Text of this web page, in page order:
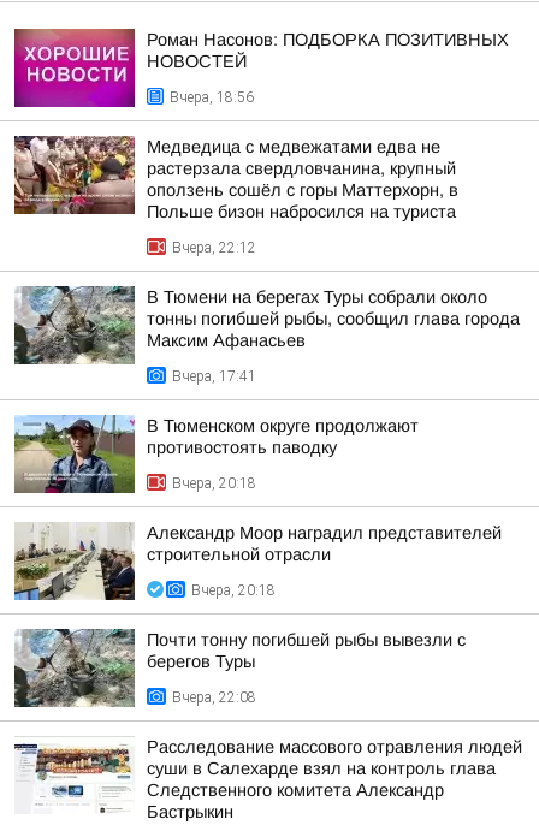
Роман Насонов: ПОДБОРКА ПОЗИТИВНЫХ
НОВОСТЕЙ
Вчера, 18:56
Медведица с медвежатами едва не
растерзала свердловчанина, крупный
оползень сошёл с горы Маттерхорн, в
Польше бизон набросился на туриста
Вчера, 22:12
В Тюмени на берегах Туры собрали около
тонны погибшей рыбы, сообщил глава города
Максим Афанасьев
Вчера, 17:41
В Тюменском округе продолжают
противостоять паводку
Вчера, 20:18
Александр Моор наградил представителей
строительной отрасли
Вчера, 20:18
Почти тонну погибшей рыбы вывезли с
берегов Туры
Вчера, 22:08
Расследование массового отравления людей
суши в Салехарде взял на контроль глава
Следственного комитета Александр
Бастрыкин